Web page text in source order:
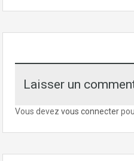
Laisser un
Vous devez vous connecter